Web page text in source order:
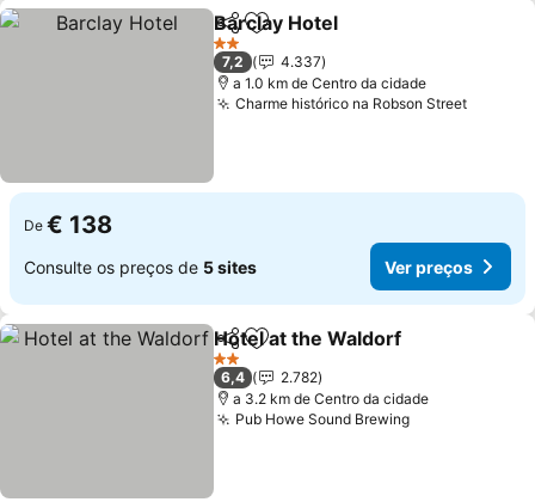
PartilharAdicionar aos favoritos
Barclay Hotel
2 Estrelas
7,2
4.337
a 1.0 km de Centro da cidade
Charme histórico na Robson Street
De € 138
Consulte os preços de 5 sites Ver preços
PartilharAdicionar aos favoritos
Hotel at the Waldorf
2 Estrelas
6,4
2.782
a 3.2 km de Centro da cidade
Pub Howe Sound Brewing